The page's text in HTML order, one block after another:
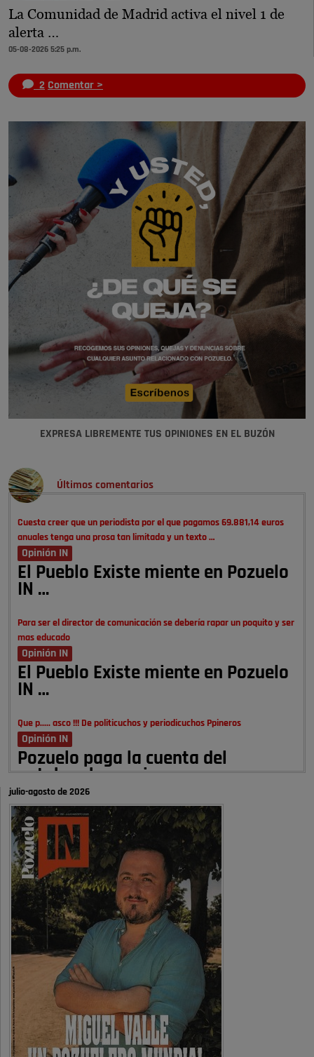
La Comunidad de Madrid activa el nivel 1 de
alerta …
05-08-2026 5:25 p.m.
2 Comentar >
EXPRESA LIBREMENTE TUS OPINIONES EN EL BUZÓN
Últimos comentarios
Cuesta creer que un periodista por el que pagamos 69.881,14 euros
anuales tenga una prosa tan limitada y un texto …
Opinión IN
El Pueblo Existe miente en Pozuelo
IN …
Para ser el director de comunicación se debería rapar un poquito y ser
mas educado
Opinión IN
El Pueblo Existe miente en Pozuelo
IN …
Que p..... asco !!! De politicuchos y periodicuchos Ppineros
Opinión IN
Pozuelo paga la cuenta del
autobombo: casi …
Señora Alcaldesa Ud no ha vivido nunca en Pozuelo , pero yo si desde
hace más de 60 años , …
Pozuelo de Alarcón
Quejas por el deterioro de la
limpieza …
A ver si es posible que haya vivienda para familias con hijos y no
solamente jóvenes que no es tan …
Pozuelo de Alarcón
Pozuelo desbloquea
definitivamente Huerta Grande: las
obras …
Donde pueden inscribirse las personas empadronados en Pozuelo para
la vivienda asequible .
julio-agosto de 2026